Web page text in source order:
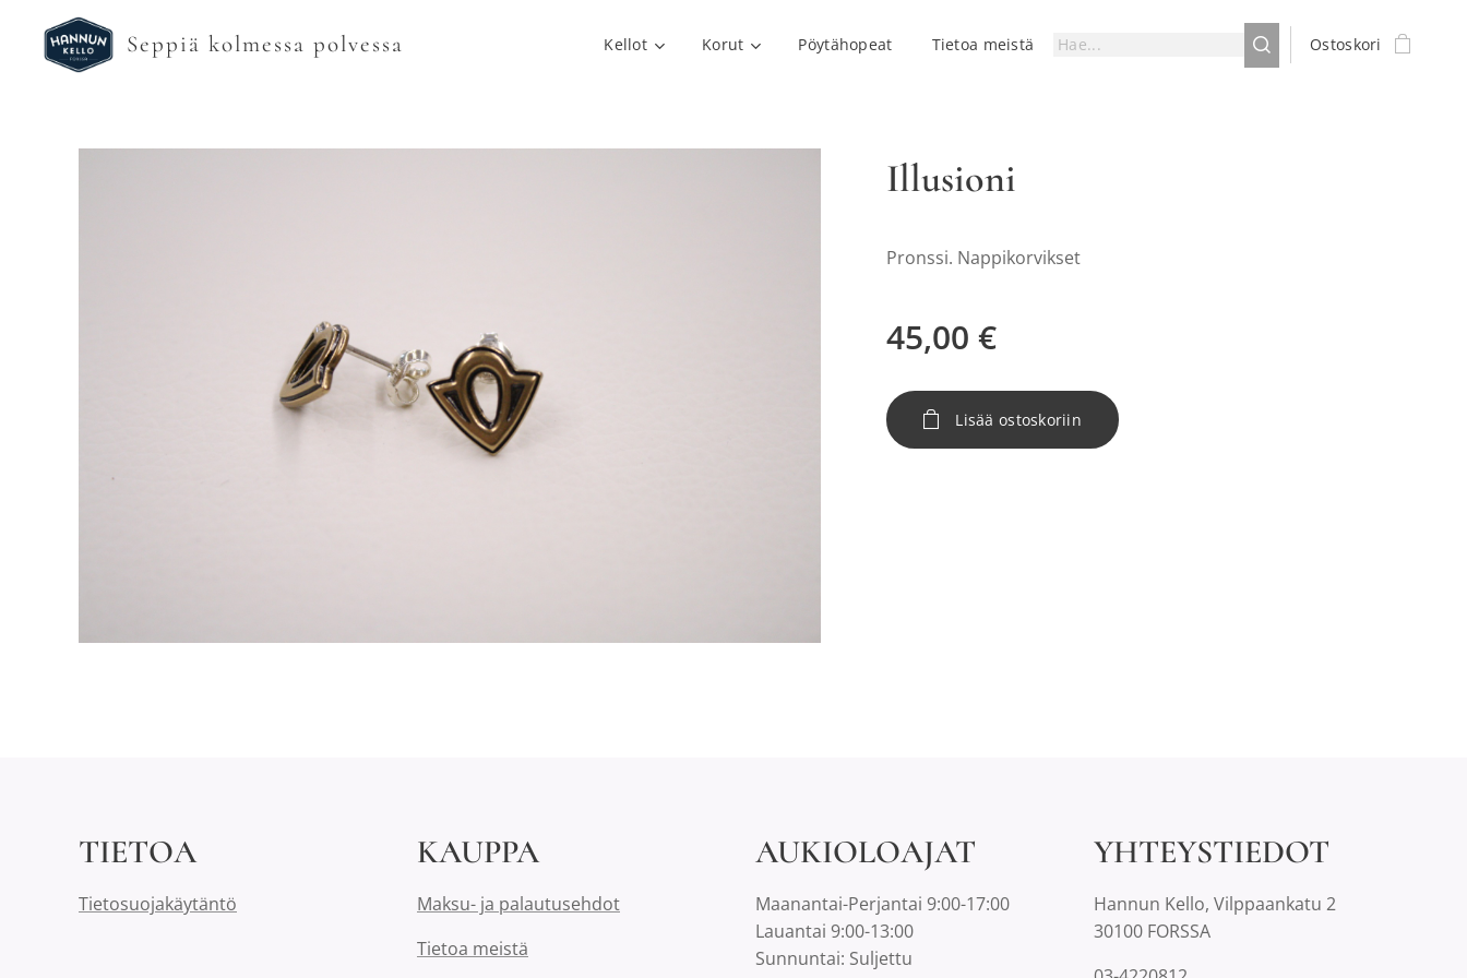
Seppiä kolmessa polvessa Kellot Korut Pöytähopeat Tietoa meistä Ostoskori
Illusioni
Pronssi. Nappikorvikset
45,00 €
Lisää ostoskoriin
TIETOA
Tietosuojakäytäntö
KAUPPA
Maksu- ja palautusehdot
Tietoa meistä
AUKIOLOAJAT
Maanantai-Perjantai 9:00-17:00
Lauantai 9:00-13:00
Sunnuntai: Suljettu
YHTEYSTIEDOT
Hannun Kello, Vilppaankatu 2
30100 FORSSA